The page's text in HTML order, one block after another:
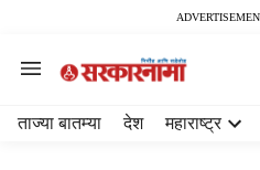
ताज्या बातम्या देश महाराष्ट्र